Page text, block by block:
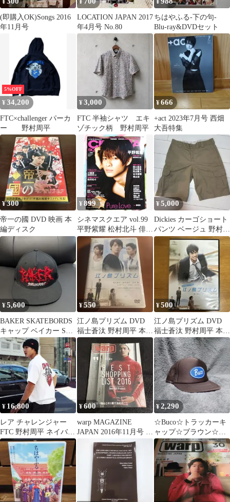
¥
(即購入OK)Songs 2016
年11月号
¥
LOCATION JAPAN 2017
年4月号 No.80
¥
ちはやふる-下の句-
Blu-ray&DVDセット
5%OFF
¥34,200
FTC×challenger パーカ
ー 野村周平
¥3,000
FTC 半袖シャツ エキ
ゾチック柄 野村周平
¥666
+act 2023年7月号 西畑
大吾特集
¥300
帝一の國 DVD 映画 本
編ディスク
¥899
シネマスクエア vol.99
平野紫耀 松村北斗 俳優
写真集 雑誌
¥5,000
Dickies カーゴショート
パンツ ベージュ 野村周
平
¥5,600
BAKER SKATEBORDS
キャップ ベイカー SK8
野村周平
¥550
江ノ島プリズム DVD
福士蒼汰 野村周平 本田
翼
¥500
江ノ島プリズム DVD
福士蒼汰 野村周平 本田
翼
¥ 16,800
レア チャレンジャー
FTC 野村周平 ネイバー
フッド シュプリーム
Wtaps
¥600
warp MAGAZINE
JAPAN 2016年11月号 野
村周平
¥2,290
☆Buco☆トラッカーキ
ャップ☆ブラウン☆フ
リーサイズ☆